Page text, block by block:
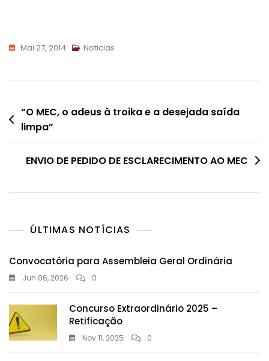
Mai 27, 2014 Noticias
Navegação
de
“O MEC, o adeus à troika e a desejada saída
limpa”
ENVIO DE PEDIDO DE ESCLARECIMENTO AO MEC
ÚLTIMAS NOTÍCIAS
Convocatória para Assembleia Geral Ordinária
Jun 06, 2026 0
Concurso Extraordinário 2025 –
Retificação
Nov 11, 2025 0